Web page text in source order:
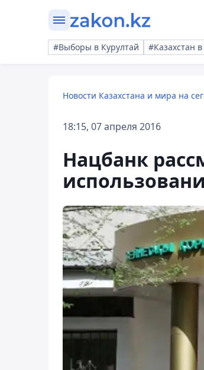
#Выборы в Курултай #Казахстан
Новости Казахстана и мира на
18:15, 07 апреля 2016
Нацбанк